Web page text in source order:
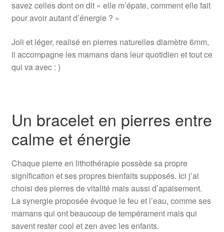
savez celles dont on dit « elle m’épate, comment elle fait
pour avoir autant d’énergie ? »
Joli et léger, realisé en pierres naturelles diamètre 6mm,
il accompagne les mamans dans leur quotidien et tout ce
qui va avec : )
Un bracelet en pierres entre
calme et énergie
Chaque pierre en lithothérapie possède sa propre
signification et ses propres bienfaits supposés. Ici j’ai
choisi des pierres de vitalité mais aussi d’apaisement.
La synergie proposée évoque le feu et l’eau, comme ses
mamans qui ont beaucoup de tempérament mais qui
savent rester cool et zen avec les enfants.